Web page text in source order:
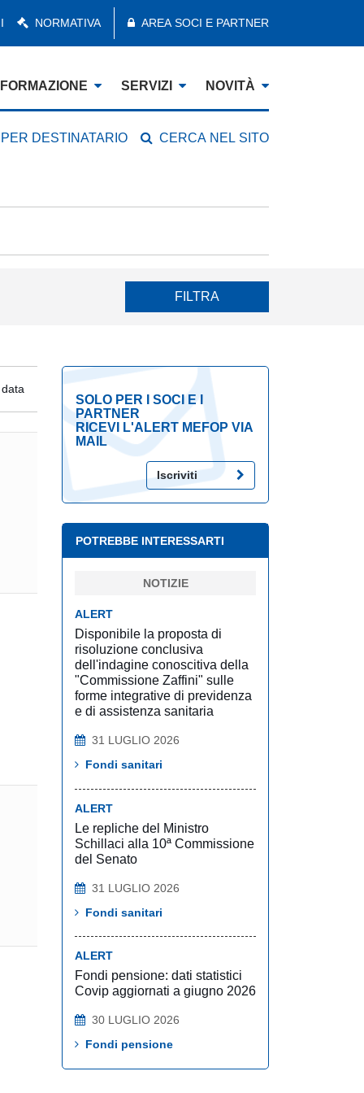
NORMATIVA AREA SOCI E PARTNER
FORMAZIONE SERVIZI NOVITÀ
DESTINATARIO CERCA NEL SITO
FILTRA
SOLO PER I SOCI E I
PARTNER
RICEVI L'ALERT MEFOP VIA
MAIL
Iscriviti
POTREBBE INTERESSARTI
NOTIZIE
ALERT
Disponibile la proposta di
risoluzione conclusiva
dell'indagine conoscitiva della
"Commissione Zaffini" sulle
forme integrative di previdenza
e di assistenza sanitaria
31 LUGLIO 2026
Fondi sanitari
ALERT
Le repliche del Ministro
Schillaci alla 10ª Commissione
del Senato
31 LUGLIO 2026
Fondi sanitari
ALERT
Fondi pensione: dati statistici
Covip aggiornati a giugno 2026
30 LUGLIO 2026
Fondi pensione